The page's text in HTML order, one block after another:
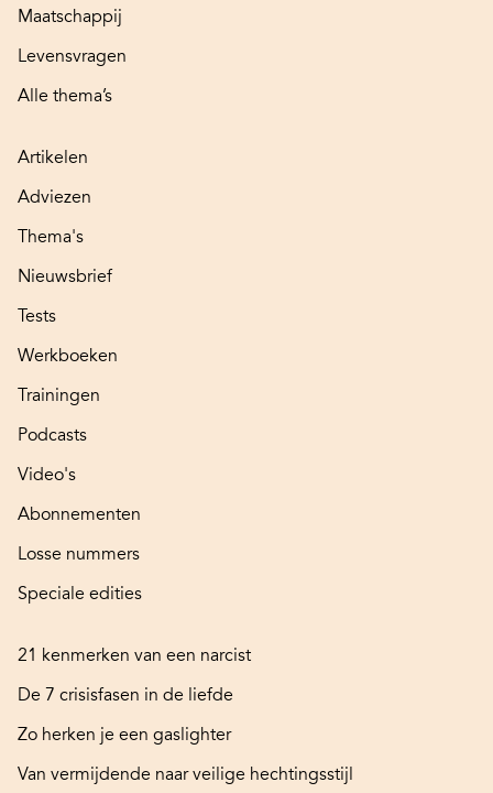
Maatschappij
Levensvragen
Alle thema’s
Artikelen
Adviezen
Thema's
Nieuwsbrief
Tests
Werkboeken
Trainingen
Podcasts
Video's
Abonnementen
Losse nummers
Speciale edities
21 kenmerken van een narcist
De 7 crisisfasen in de liefde
Zo herken je een gaslighter
Van vermijdende naar veilige hechtingsstijl